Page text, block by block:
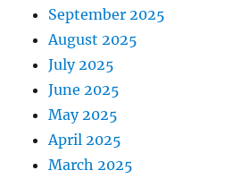
September 2025
August 2025
July 2025
June 2025
May 2025
April 2025
March 2025